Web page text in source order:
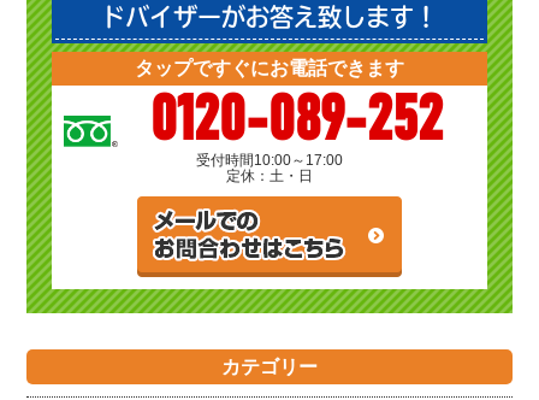
ドバイザーがお答え致します！
タップですぐにお電話できます
0120-089-252
受付時間10:00～17:00
定休：土・日
カテゴリー